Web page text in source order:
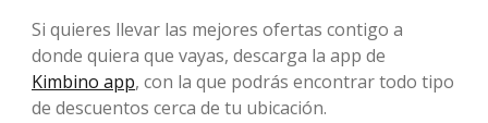
Si quieres llevar las mejores ofertas contigo a
donde quiera que vayas, descarga la app de
Kimbino app, con la que podrás encontrar todo tipo
de descuentos cerca de tu ubicación.